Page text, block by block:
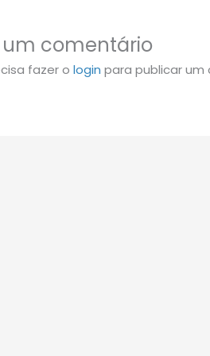
um comentário
fazer o login para publicar um